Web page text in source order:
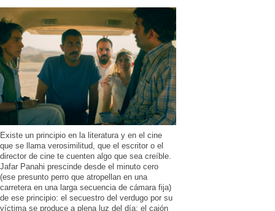
Existe un principio en la literatura y en el cine
que se llama verosimilitud, que el escritor o el
director de cine te cuenten algo que sea creíble.
Jafar Panahi prescinde desde el minuto cero
(ese presunto perro que atropellan en una
carretera en una larga secuencia de cámara fija)
de ese principio: el secuestro del verdugo por su
víctima se produce a plena luz del día; el cajón